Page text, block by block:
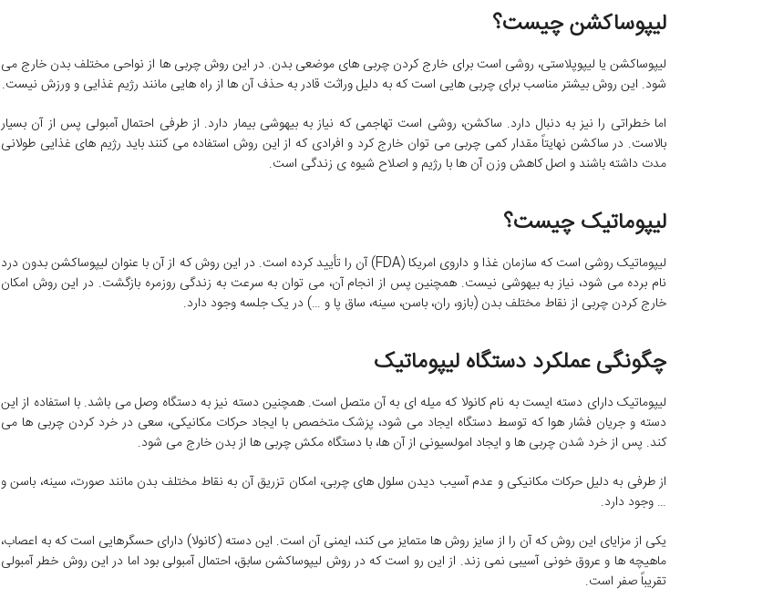
لیپوساکشن چیست؟
لیپوساکشن یا لیپوپلاستی، روشی است برای خارج کردن چربی های موضعی بدن. در این روش چربی ها از نواحی مختلف بدن خارج می
شود. این روش بیشتر مناسب برای چربی هایی است که به دلیل وراثت قادر به حذف آن ها از راه هایی مانند رژیم غذایی و ورزش نیست.
اما خطراتی را نیز به دنبال دارد. ساکشن، روشی است تهاجمی که نیاز به بیهوشی بیمار دارد. از طرفی احتمال آمبولی پس از آن بسیار
بالاست. در ساکشن نهایتاً مقدار کمی چربی می توان خارج کرد و افرادی که از این روش استفاده می کنند باید رژیم های غذایی طولانی
مدت داشته باشند و اصل کاهش وزن آن ها با رژیم و اصلاح شیوه ی زندگی است.
لیپوماتیک چیست؟
لیپوماتیک روشی است که سازمان غذا و داروی امریکا (FDA) آن را تأیید کرده است. در این روش که از آن با عنوان لیپوساکشن بدون درد
نام برده می شود، نیاز به بیهوشی نیست. همچنین پس از انجام آن، می توان به سرعت به زندگی روزمره بازگشت. در این روش امکان
خارج کردن چربی از نقاط مختلف بدن (بازو، ران، باسن، سینه، ساق پا و …) در یک جلسه وجود دارد.
چگونگی عملکرد دستگاه لیپوماتیک
لیپوماتیک دارای دسته ایست به نام کانولا که میله ای به آن متصل است. همچنین دسته نیز به دستگاه وصل می باشد. با استفاده از این
دسته و جریان فشار هوا که توسط دستگاه ایجاد می شود، پزشک متخصص با ایجاد حرکات مکانیکی، سعی در خرد کردن چربی ها می
کند. پس از خرد شدن چربی ها و ایجاد امولسیونی از آن ها، با دستگاه مکش چربی ها از بدن خارج می شود.
از طرفی به دلیل حرکات مکانیکی و عدم آسیب دیدن سلول های چربی، امکان تزریق آن به نقاط مختلف بدن مانند صورت، سینه، باسن و
… وجود دارد.
یکی از مزایای این روش که آن را از سایز روش ها متمایز می کند، ایمنی آن است. این دسته (کانولا) دارای حسگرهایی است که به اعصاب،
ماهیچه ها و عروق خونی آسیبی نمی زند. از این رو است که در روش لیپوساکشن سابق، احتمال آمبولی بود اما در این روش خطر آمبولی
تقریباً صفر است.